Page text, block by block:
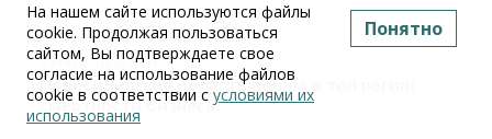
24 июля 2026, 10:30
Бизнес ПроБизнес
Новосибирская область вошла в топ регионов по
смертности бизнеса
На нашем сайте используются файлы
cookie. Продолжая пользоваться
сайтом, Вы подтверждаете свое
согласие на использование файлов
cookie в соответствии с условиями их
использования
Понятно